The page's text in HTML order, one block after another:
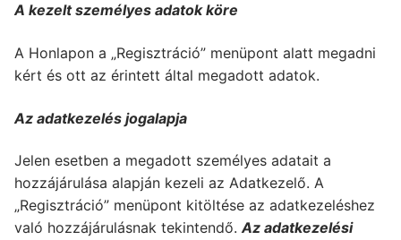
A kezelt személyes adatok köre
A Honlapon a „Regisztráció” menüpont alatt megadni
kért és ott az érintett által megadott adatok.
Az adatkezelés jogalapja
Jelen esetben a megadott személyes adatait a
hozzájárulása alapján kezeli az Adatkezelő. A
„Regisztráció” menüpont kitöltése az adatkezeléshez
való hozzájárulásnak tekintendő.Az adatkezelési